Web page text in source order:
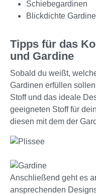
Schiebegardinen
Blickdichte
Tipps für das
und Gardine
Sobald du weißt,
Gardinen erfüllen
Stoff und das ideale
geeigneten Stoff für
diesen mit dem der
Anschließend geht es
ansprechenden